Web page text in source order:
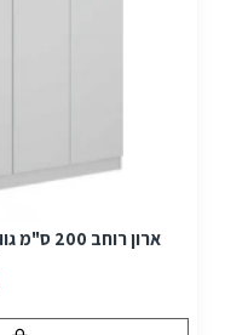
ארון רוחב 200 ס"מ גוון אפור לייט דגם ביס-סידרת פרמיום